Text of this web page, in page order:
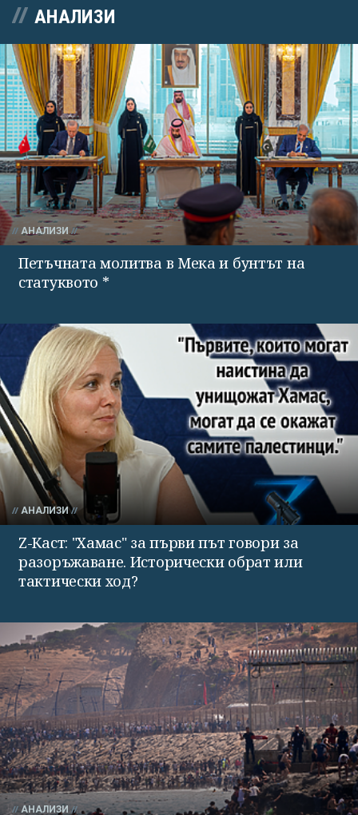
АНАЛИЗИ
АНАЛИЗИ
Петъчната молитва в Мека и бунтът на
статуквото *
АНАЛИЗИ
Z-Каст: "Хамас" за първи път говори за
разоръжаване. Исторически обрат или
тактически ход?
АНАЛИЗИ